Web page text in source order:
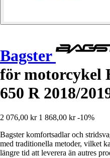
Bagster
för motorcykel
650 R 2018/
2 076,00 kr 1 868,00 kr -10%
Bagster komfortsadlar och
med traditionella metoder, vilket
längre tid att leverera än autres